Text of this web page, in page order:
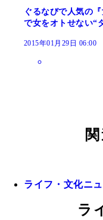
ぐるなびで人気の
で女をオトせない“
2015年01月29日 06:00
ライフ・文化ニ
ラ